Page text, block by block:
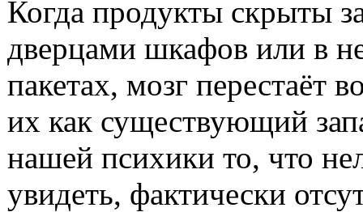
Когда продукты скрыты
дверцами шкафов или в
пакетах, мозг перестаёт
их как существующий
нашей психики то, что
увидеть, фактически